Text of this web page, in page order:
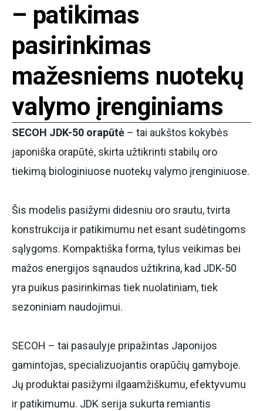
– patikimas
pasirinkimas
mažesniems nuotekų
valymo įrenginiams
SECOH JDK-50 orapūtė – tai aukštos kokybės
japoniška orapūtė, skirta užtikrinti stabilų oro
tiekimą biologiniuose nuotekų valymo įrenginiuose.
Šis modelis pasižymi didesniu oro srautu, tvirta
konstrukcija ir patikimumu net esant sudėtingoms
sąlygoms. Kompaktiška forma, tylus veikimas bei
mažos energijos sąnaudos užtikrina, kad JDK-50
yra puikus pasirinkimas tiek nuolatiniam, tiek
sezoniniam naudojimui.
SECOH – tai pasaulyje pripažintas Japonijos
gamintojas, specializuojantis orapūčių gamyboje.
Jų produktai pasižymi ilgaamžiškumu, efektyvumu
ir patikimumu. JDK serija sukurta remiantis